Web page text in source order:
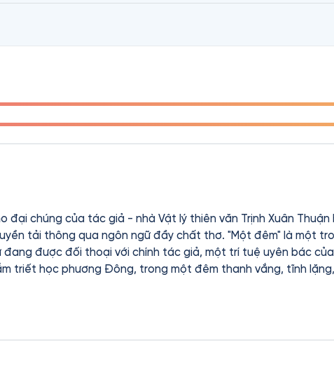
đại chúng của tác giả - nhà Vật lý thiên văn Trịnh Xuân
tải thông qua ngôn ngữ đầy chất thơ. "Một đêm" là một
được đối thoại với chính tác giả, một trí tuệ uyên bác
triết học phương Đông, trong một đêm thanh vắng, tĩnh